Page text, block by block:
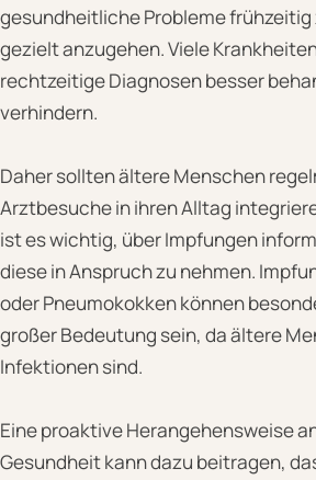
gesundheitliche Probleme frühzeitig
gezielt anzugehen. Viele
rechtzeitige Diagnosen besser
verhindern.
Daher sollten ältere Menschen
Arztbesuche in ihren Alltag
ist es wichtig, über Impfungen
diese in Anspruch zu nehmen.
oder Pneumokokken können
großer Bedeutung sein, da ältere
Infektionen sind.
Eine proaktive Herangehensweise
Gesundheit kann dazu beitragen,